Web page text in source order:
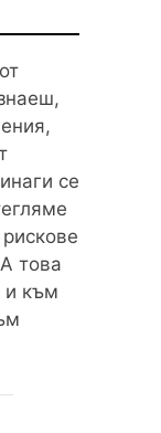
се
това
и към